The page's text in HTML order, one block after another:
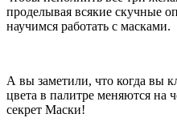
проделывая всякие скучные
научимся работать с масками.
А вы заметили, что когда вы
цвета в палитре меняются на
секрет Маски!